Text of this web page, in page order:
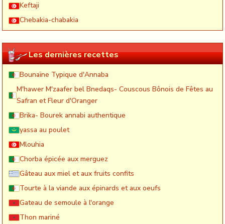
Keftaji
Chebakia-chabakia
Les dernières recettes
Bounaïne Typique d'Annaba
M'hawer M'zaafer bel Bnedaqs- Couscous Bônois de Fêtes au
Safran et Fleur d'Oranger
Brika- Bourek annabi authentique
yassa au poulet
Mlouhia
Chorba épicée aux merguez
Gâteau aux miel et aux fruits confits
Tourte à la viande aux épinards et aux oeufs
Gateau de semoule à l'orange
Thon mariné